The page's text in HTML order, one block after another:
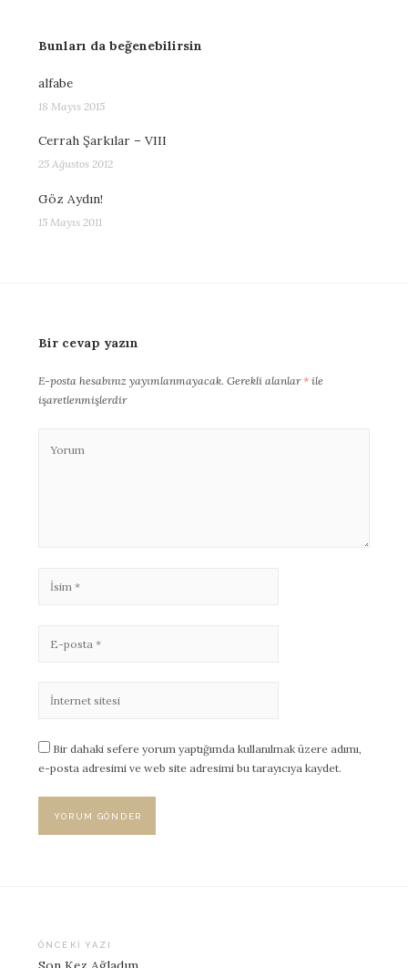
Bunları da beğenebilirsin
alfabe
18 Mayıs 2015
Cerrah Şarkılar – VIII
25 Ağustos 2012
Göz Aydın!
15 Mayıs 2011
Bir cevap yazın
E-posta hesabınız yayımlanmayacak. Gerekli alanlar* ile
işaretlenmişlerdir
Bir dahaki sefere yorum yaptığımda kullanılmak üzere adımı,
e-posta adresimi ve web site adresimi bu tarayıcıya kaydet.
ÖNCEKI YAZI